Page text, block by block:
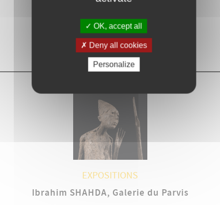
14
MAI 2026>20
SEP 2026
EXPOSITIONS
Ibrahim SHAHDA, Galerie du Parvis
OK, accept all
Deny all cookies
Personalize